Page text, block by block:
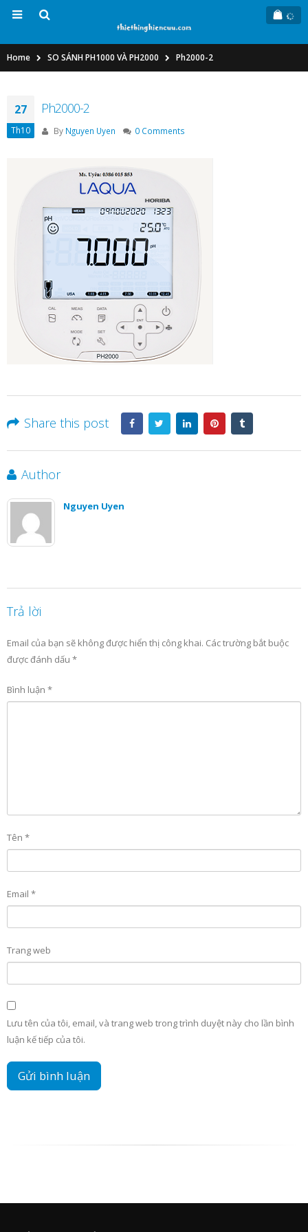
Home SO SÁNH PH1000 VÀ PH2000 Ph2000-2
27
Th10
Ph2000-2
By Nguyen Uyen 0 Comments
Share this post
Author
Nguyen Uyen
Trả lời
Email của bạn sẽ không được hiển thị công khai. Các trường bắt buộc
được đánh dấu *
Bình luận *
Tên *
Email *
Trang web
Lưu tên của tôi, email, và trang web trong trình duyệt này cho lần bình
luận kế tiếp của tôi.